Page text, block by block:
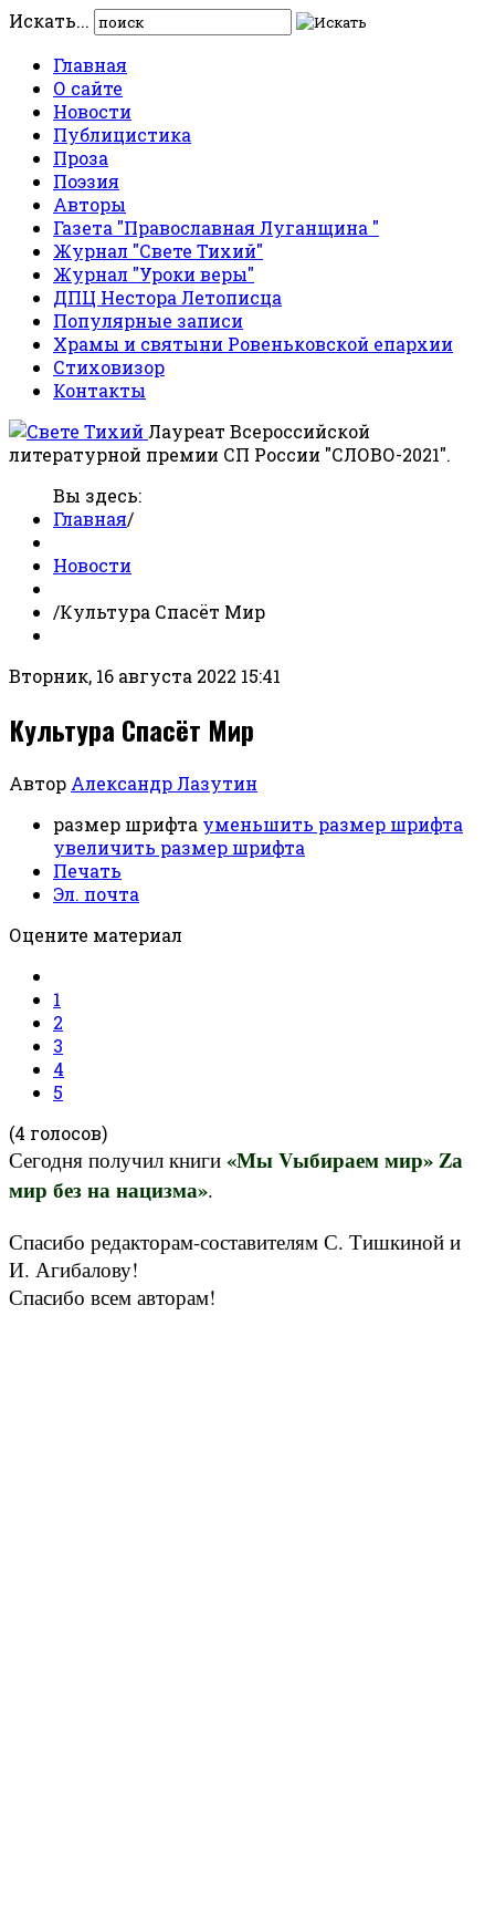
Искать...
Главная
О сайте
Новости
Публицистика
Проза
Поэзия
Авторы
Газета "Православная Луганщина "
Журнал "Свете Тихий"
Журнал "Уроки веры"
ДПЦ Нестора Летописца
Популярные записи
Храмы и святыни Ровеньковской епархии
Стиховизор
Контакты
Лауреат Всероссийской
литературной премии СП России "СЛОВО-2021".
Вы здесь:
Главная/
Новости
/Культура Спасёт Мир
Вторник, 16 августа 2022 15:41
Культура Спасёт Мир
Автор Александр Лазутин
размер шрифта уменьшить размер шрифта
увеличить размер шрифта
Печать
Эл. почта
Оцените материал
1
2
3
4
5
(4 голосов)
Сегодня получил книги «Мы Vыбираем мир» Zа
мир без на нацизма».
Спасибо редакторам-составителям С. Тишкиной и
И. Агибалову!
Спасибо всем авторам!